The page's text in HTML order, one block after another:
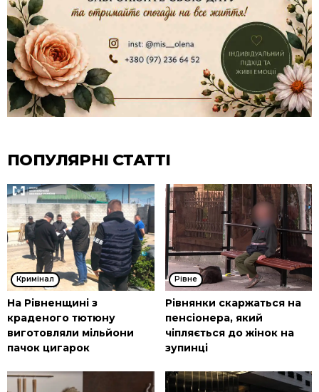
ПОПУЛЯРНІ СТАТТІ
Кримінал
На Рівненщині з
краденого тютюну
виготовляли мільйони
пачок цигарок
Рівне
Рівнянки скаржаться на
пенсіонера, який
чіпляється до жінок на
зупинці